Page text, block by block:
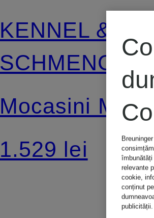
KENNEL &
SCHMENGER
Mocasini MILL
1.529 lei
îmbunătăți
relevante
cookie,
conținut
publicității.